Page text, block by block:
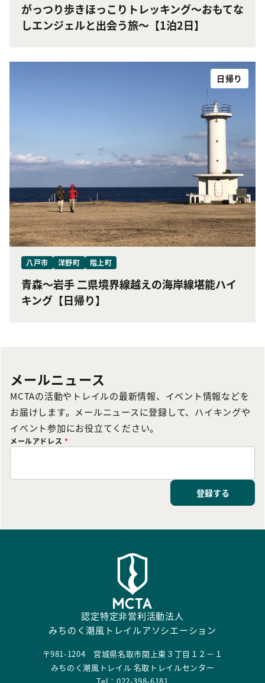
がっつり歩きほっこりトレッキング〜おもてな
しエンジェルと出会う旅〜【1泊2日】
日帰り
八戸市 洋野町 階上町
青森〜岩手 二県境界線越えの海岸線堪能ハイ
キング【日帰り】
メールニュース
MCTAの活動やトレイルの最新情報、イベント情報などを
お届けします。メールニュースに登録して、ハイキングや
イベント参加にお役立てください。
メールアドレス *
登録する
認定特定非営利活動法人
みちのく潮風トレイルアソシエーション
〒981-1204 宮城県名取市閖上東３丁目１２－１
みちのく潮風トレイル 名取トレイルセンター
Tel：022-398-6181